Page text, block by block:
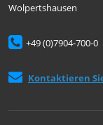
Wolpertshausen
+49 (0)7904-700-0
Kontaktieren